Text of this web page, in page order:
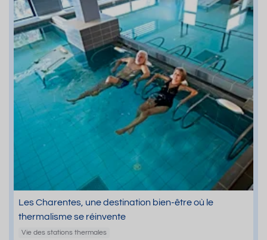
Les Charentes, une destination bien-être où le
thermalisme se réinvente
Vie des stations thermales